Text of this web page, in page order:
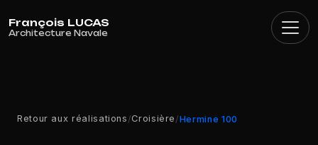
Retour aux réalisations /Croisière /Hermine 100